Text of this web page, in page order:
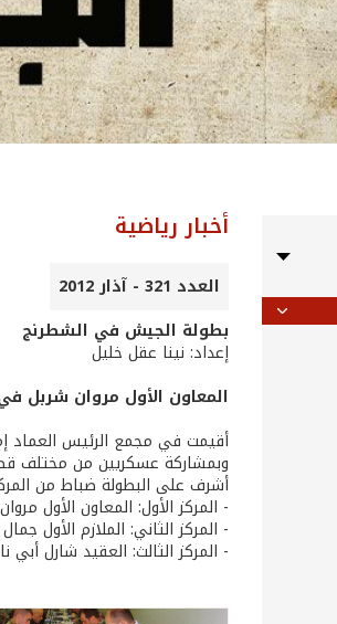
أخبار رياضية
العدد 321 - آذار 2012
بطولة الجيش في الشطرنج
إعداد: نينا عقل خليل
المعاون الأول مروان شربل
وبمشاركة عسكريين من مختلف
أشرف على البطولة ضباط من
- المركز الأول: المعاون الأول
- المركز الثاني: الملازم الأول
- المركز الثالث: العقيد شارل